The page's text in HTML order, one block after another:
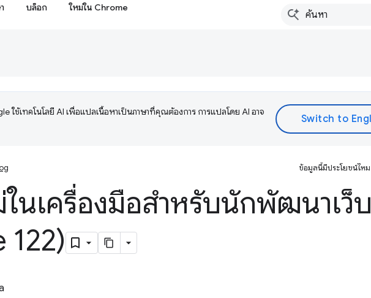
บล็อก ใหม่ใน Chrome
ใช้เทคโนโลยี AI เพื่อแปลเนื้อหาเป็นภาษาที่คุณต้องการ การแปลโดย AI อาจ
ข้อมูลนี้มีประโยชน์ไหม
ในเครื่องมือสำหรับนักพัฒนาเว็บ